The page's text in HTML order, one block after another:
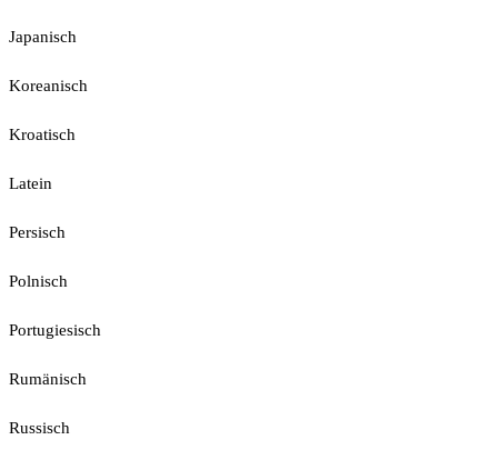
Japanisch
Koreanisch
Kroatisch
Latein
Persisch
Polnisch
Portugiesisch
Rumänisch
Russisch